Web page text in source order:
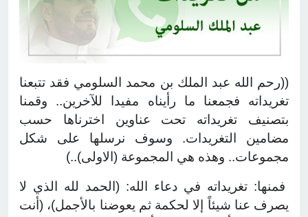
((رحم الله عبد الملك بن محمد السلومي فقد تتبعنا
تغريداته فجمعنا ما رأيناه مفيدا للآخرين.. وقمنا
بتصنيف تغريداته تحت عناوين اخترناها حسب
مضامين التغريدات. وسوف نرسلها على شكل
مجموعات.. وهذه هي المجموعة (الاولى)..)
فمنها: تغريداته في دعاء الله: (الحمد لله الذي لا
يصرف عنا شيئاً إلا لحكمة ثم يعوضنا بالأجمل)، (أنت